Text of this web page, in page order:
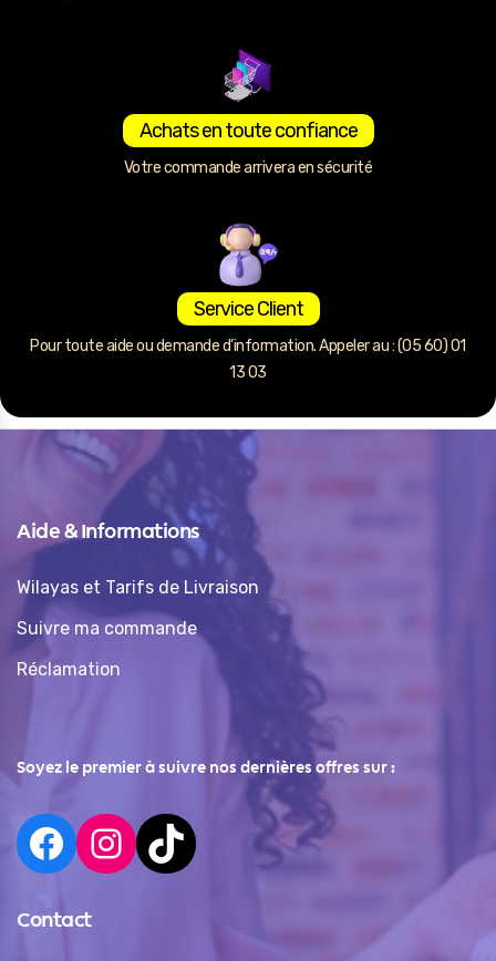
Achats en toute confiance
Votre commande arrivera en sécurité
Service Client
Pour toute aide ou demande d’information. Appeler au : (05 60) 01
13 03
Aide & Informations
Wilayas et Tarifs de Livraison
Suivre ma commande
Réclamation
Soyez le premier à suivre nos dernières offres sur :
Contact